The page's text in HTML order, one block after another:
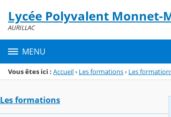
Menu de la rubrique
Contenu
Lycée Polyvalent Monnet-
AURILLAC
MENU
Vous êtes ici : Accueil› Les formations› Les
Les formations